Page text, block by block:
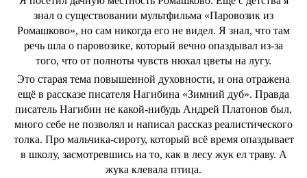
знал о существовании мультфильма «Паровозик из
Ромашково», но сам никогда его не видел. Я знал, что там
речь шла о паровозике, который вечно опаздывал из-за
того, что от полноты чувств нюхал цветы на лугу.
Это старая тема повышенной духовности, и она отражена
ещё в рассказе писателя Нагибина «Зимний дуб». Правда
писатель Нагибин не какой-нибудь Андрей Платонов был,
много себе не позволял и написал рассказ реалистического
толка. Про мальчика-сироту, который всё время опаздывает
в школу, засмотревшись на то, как в лесу жук ел траву. А
жука клевала птица.